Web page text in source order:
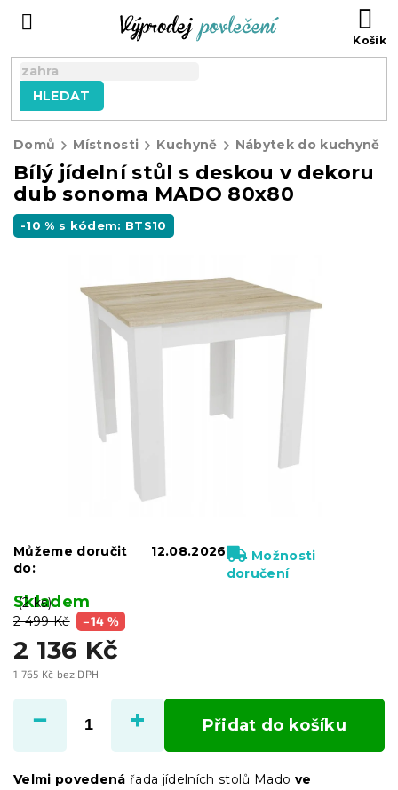
HLEDAT
Domů Místnosti Kuchyně Nábytek do kuchyně
Bílý jídelní stůl s deskou v dekoru
dub sonoma MADO 80x80
-10 % s kódem: BTS10
2 499 Kč –14 %
2 136 Kč
1 765 Kč bez DPH
cena:
Skladem
(2 ks)
Můžeme doručit
do:
12.08.2026
Možnosti
doručení
Přidat do košíku
Velmi povedená řada jídelních stolů Mado ve